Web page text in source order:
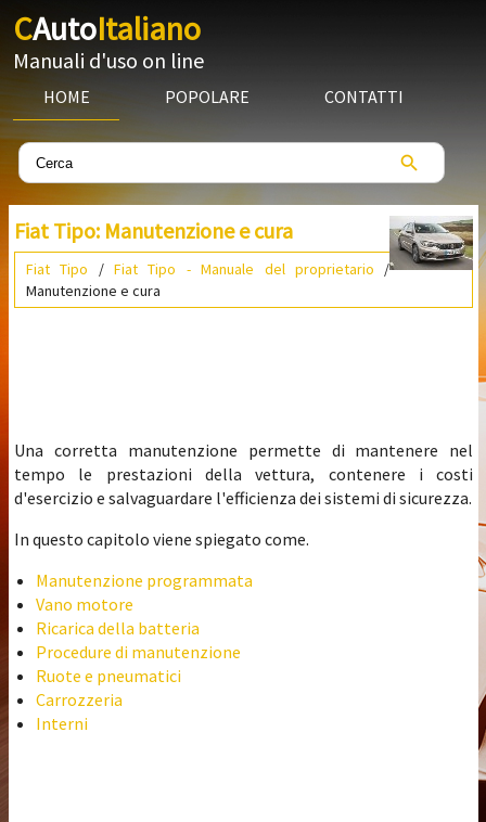
CAutoItaliano
Manuali d'uso on line
HOME POPOLARE CONTATTI
Fiat Tipo: Manutenzione e cura
Fiat Tipo /Fiat Tipo - Manuale del proprietario /
Manutenzione e cura
Una corretta manutenzione permette di mantenere nel
tempo le prestazioni della vettura, contenere i costi
d'esercizio e salvaguardare l'efficienza dei sistemi di sicurezza.
In questo capitolo viene spiegato come.
Manutenzione programmata
Vano motore
Ricarica della batteria
Procedure di manutenzione
Ruote e pneumatici
Carrozzeria
Interni